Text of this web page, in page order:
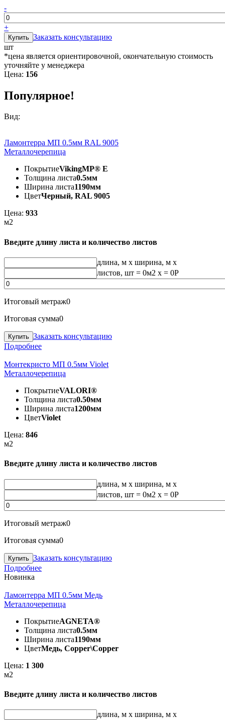
-
+
Заказать консультацию
шт
*цена является ориентировочной, окончательную стоимость
уточняйте у менеджера
Цена: 156
Популярное!
Вид:
Ламонтерра МП 0.5мм RAL 9005
Металлочерепица
ПокрытиеVikingMP® E
Толщина листа0.5мм
Ширина листа1190мм
ЦветЧерный, RAL 9005
Цена: 933
м2
Введите длину листа и количество листов
длина, м x ширина, м x
листов, шт = 0м2 x = 0Р
Итоговый метраж0
Итоговая сумма0
Заказать консультацию
Подробнее
Монтекристо МП 0.5мм Violet
Металлочерепица
ПокрытиеVALORI®
Толщина листа0.50мм
Ширина листа1200мм
ЦветViolet
Цена: 846
м2
Введите длину листа и количество листов
длина, м x ширина, м x
листов, шт = 0м2 x = 0Р
Итоговый метраж0
Итоговая сумма0
Заказать консультацию
Подробнее
Новинка
Ламонтерра МП 0.5мм Медь
Металлочерепица
ПокрытиеAGNETA®
Толщина листа0.5мм
Ширина листа1190мм
ЦветМедь, Copper\Copper
Цена: 1 300
м2
Введите длину листа и количество листов
длина, м x ширина, м x